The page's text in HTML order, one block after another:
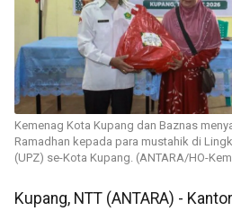
Kemenag Kota Kupang dan Baznas
Ramadhan kepada para mustahik di
(UPZ) se-Kota Kupang. (ANTARA/HO-
Kupang, NTT (ANTARA) -